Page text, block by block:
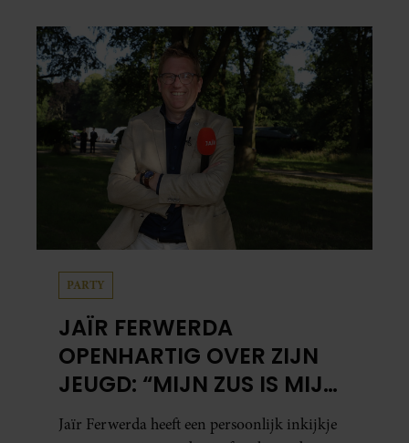
Jaïr Ferwerda heeft een persoonlijk inkijkje
gegeven in zijn jeugd, zijn familie en de
bijzondere band met zijn zus Berbel. De
politiek verslaggever en programmamaker,
bekend van onder meer ‘Jinek’, ‘Beau’, ‘Renze’,
‘Humberto’ en ‘RTL Tonight’, vertelt dat juist
zijn opvoeding de basis vormde voor zijn
carrière. Nog altijd kan hij voor advies bij
zijn zus terecht.
VRIENDIN